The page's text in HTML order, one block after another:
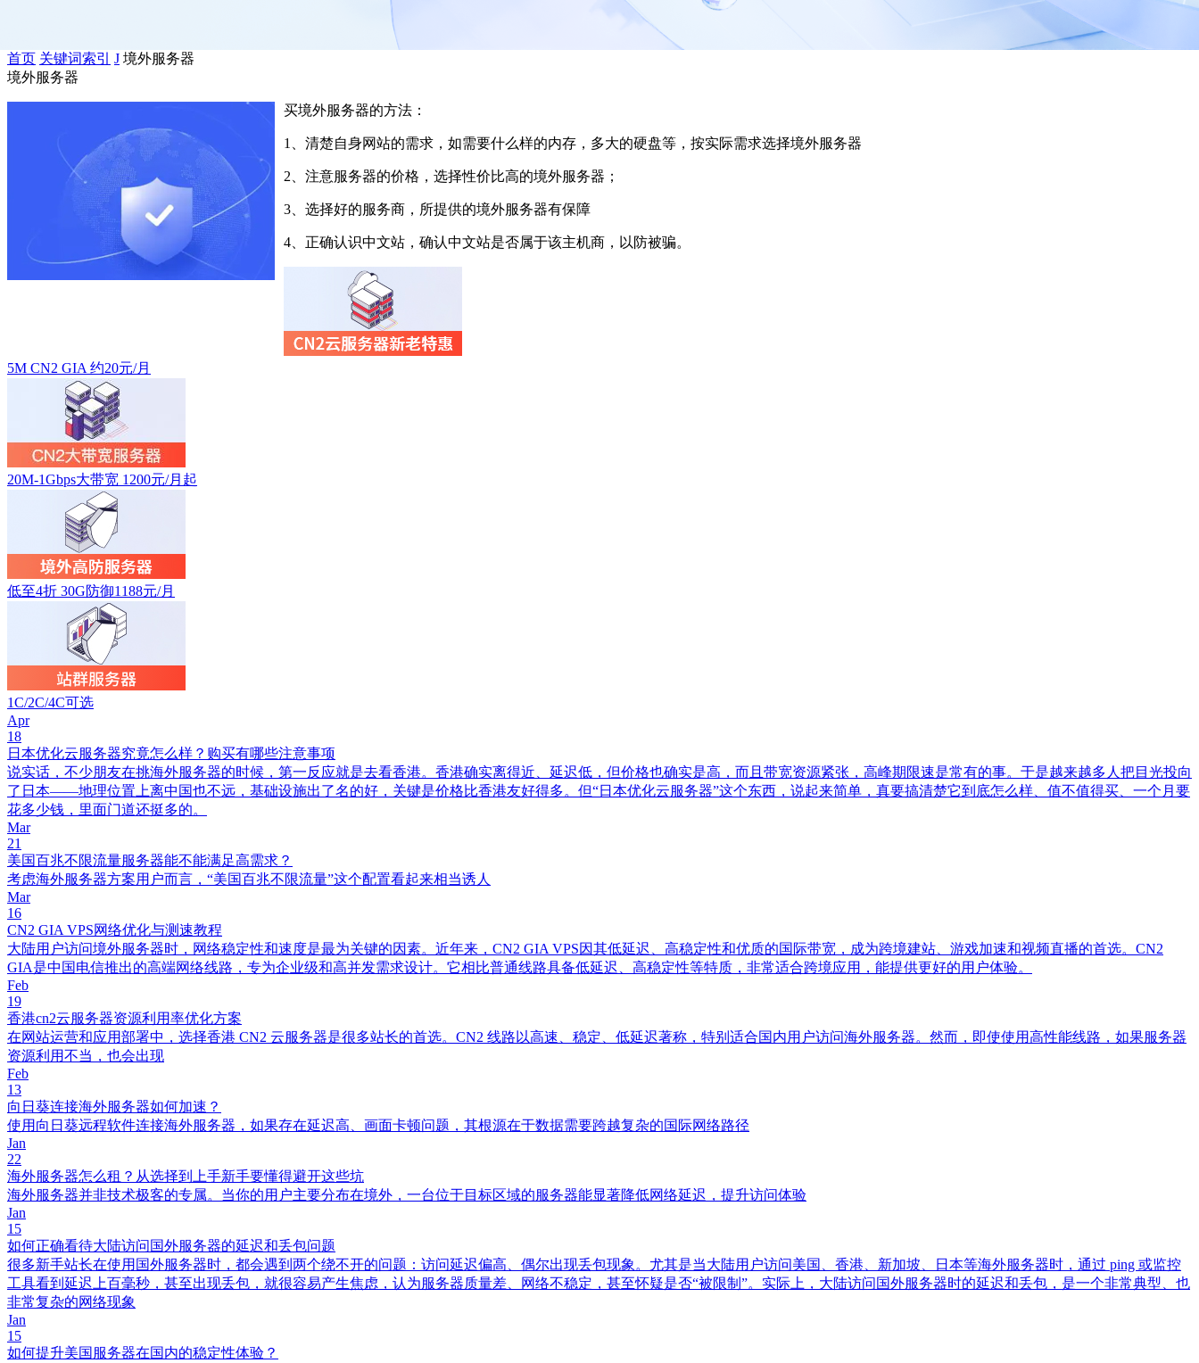
首页 关键词索引 J 境外服务器
境外服务器
买境外服务器的方法：
1、清楚自身网站的需求，如需要什么样的内存，多大的硬盘等，按实际需求选择境外服务器
2、注意服务器的价格，选择性价比高的境外服务器；
3、选择好的服务商，所提供的境外服务器有保障
4、正确认识中文站，确认中文站是否属于该主机商，以防被骗。
5M CN2 GIA 约20元/月
20M-1Gbps大带宽 1200元/月起
低至4折 30G防御1188元/月
1C/2C/4C可选
Apr
18
日本优化云服务器究竟怎么样？购买有哪些注意事项
说实话，不少朋友在挑海外服务器的时候，第一反应就是去看香港。香港确实离得近、延迟低，但价格也确实是高，而且带宽资源紧张，高峰期限速是常有的事。于是越来越多人把目光投向
了日本——地理位置上离中国也不远，基础设施出了名的好，关键是价格比香港友好得多。但“日本优化云服务器”这个东西，说起来简单，真要搞清楚它到底怎么样、值不值得买、一个月要
花多少钱，里面门道还挺多的。
Mar
21
美国百兆不限流量服务器能不能满足高需求？
考虑海外服务器方案用户而言，“美国百兆不限流量”这个配置看起来相当诱人
Mar
16
CN2 GIA VPS网络优化与测速教程
大陆用户访问境外服务器时，网络稳定性和速度是最为关键的因素。近年来，CN2 GIA VPS因其低延迟、高稳定性和优质的国际带宽，成为跨境建站、游戏加速和视频直播的首选。CN2
GIA是中国电信推出的高端网络线路，专为企业级和高并发需求设计。它相比普通线路具备低延迟、高稳定性等特质，非常适合跨境应用，能提供更好的用户体验。
Feb
19
香港cn2云服务器资源利用率优化方案
在网站运营和应用部署中，选择香港 CN2 云服务器是很多站长的首选。CN2 线路以高速、稳定、低延迟著称，特别适合国内用户访问海外服务器。然而，即使使用高性能线路，如果服务器
资源利用不当，也会出现
Feb
13
向日葵连接海外服务器如何加速？
使用向日葵远程软件连接海外服务器，如果存在延迟高、画面卡顿问题，其根源在于数据需要跨越复杂的国际网络路径
Jan
22
海外服务器怎么租？从选择到上手新手要懂得避开这些坑
海外服务器并非技术极客的专属。当你的用户主要分布在境外，一台位于目标区域的服务器能显著降低网络延迟，提升访问体验
Jan
15
如何正确看待大陆访问国外服务器的延迟和丢包问题
很多新手站长在使用国外服务器时，都会遇到两个绕不开的问题：访问延迟偏高、偶尔出现丢包现象。尤其是当大陆用户访问美国、香港、新加坡、日本等海外服务器时，通过 ping 或监控
工具看到延迟上百毫秒，甚至出现丢包，就很容易产生焦虑，认为服务器质量差、网络不稳定，甚至怀疑是否“被限制”。实际上，大陆访问国外服务器时的延迟和丢包，是一个非常典型、也
非常复杂的网络现象
Jan
15
如何提升美国服务器在国内的稳定性体验？